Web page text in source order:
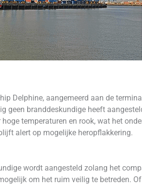
Delphine, aangemeerd aan de
geen branddeskundige heeft
temperaturen en rook, wat het
alert op mogelijke heropflakkering.
wordt aangesteld zolang het
om het ruim veilig te betreden.